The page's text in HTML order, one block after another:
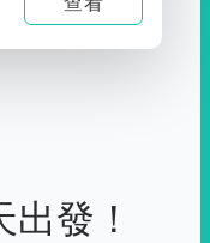
發！